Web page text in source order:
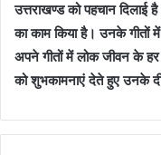
उत्तराखण्ड को पहचान
का काम किया है। उनके गीतों
अपने गीतों में लोक जीवन के
को शुभकामनाएं देते हुए उनके